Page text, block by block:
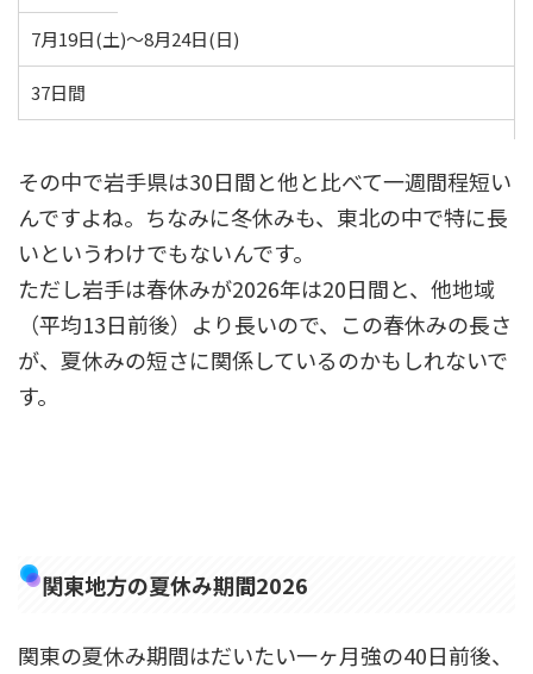
7月19日(土)～8月24日(日)
37日間
その中で岩手県は30日間と他と比べて一週間程短い
んですよね。ちなみに冬休みも、東北の中で特に長
いというわけでもないんです。
ただし岩手は春休みが2026年は20日間と、他地域
（平均13日前後）より長いので、この春休みの長さ
が、夏休みの短さに関係しているのかもしれないで
す。
関東地方の夏休み期間2026
関東の夏休み期間はだいたい一ヶ月強の40日前後、